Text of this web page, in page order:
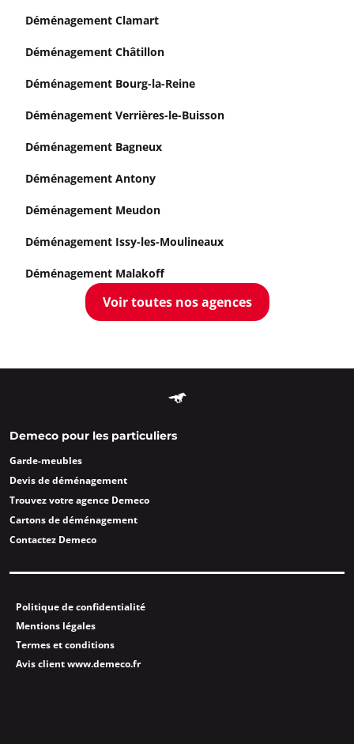
Déménagement Clamart
Déménagement Châtillon
Déménagement Bourg-la-Reine
Déménagement Verrières-le-Buisson
Déménagement Bagneux
Déménagement Antony
Déménagement Meudon
Déménagement Issy-les-Moulineaux
Déménagement Malakoff
Voir toutes nos agences
Demeco pour les particuliers
Garde-meubles
Devis de déménagement
Trouvez votre agence Demeco
Cartons de déménagement
Contactez Demeco
Politique de confidentialité
Mentions légales
Termes et conditions
Avis client www.demeco.fr